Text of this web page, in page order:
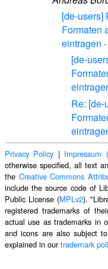
[de-users]
Formaten
eintragen ·
[de-
Re: [de-
Privacy Policy | Impressum
otherwise specified, all text
the Creative Commons
include the source code of
Public License (MPLv2).
registered trademarks of
actual use as trademarks in
and icons are also subject
explained in ourtrademark